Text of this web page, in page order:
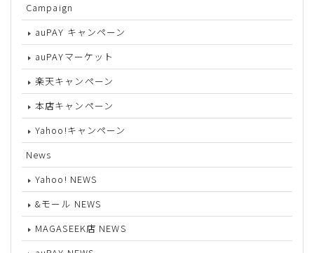
Campaign
auPAY キャンペーン
auPAYマーケット
楽天キャンペーン
本店キャンペーン
Yahoo!キャンペーン
News
Yahoo! NEWS
&モール NEWS
MAGASEEK店 NEWS